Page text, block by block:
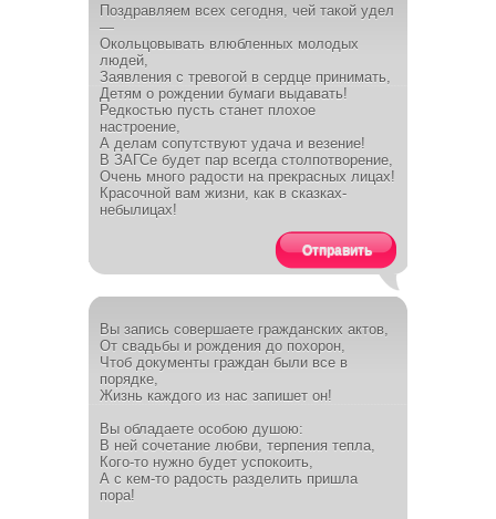
Поздравляем всех сегодня, чей такой удел
—
Окольцовывать влюбленных молодых
людей,
Заявления с тревогой в сердце принимать,
Детям о рождении бумаги выдавать!
Редкостью пусть станет плохое
настроение,
А делам сопутствуют удача и везение!
В ЗАГСе будет пар всегда столпотворение,
Очень много радости на прекрасных лицах!
Красочной вам жизни, как в сказках-
небылицах!
Отправить
Вы запись совершаете гражданских актов,
От свадьбы и рождения до похорон,
Чтоб документы граждан были все в
порядке,
Жизнь каждого из нас запишет он!
Вы обладаете особою душою:
В ней сочетание любви, терпения тепла,
Кого-то нужно будет успокоить,
А с кем-то радость разделить пришла
пора!